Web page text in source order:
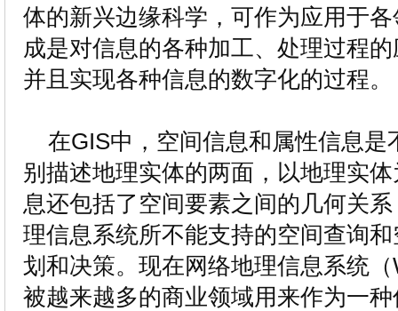
体的新兴边缘科学，可作为应用于
成是对信息的各种加工、处理过程
并且实现各种信息的数字化的过程
在GIS中，空间信息和属性信息是
别描述地理实体的两面，以地理实
息还包括了空间要素之间的几何关
理信息系统所不能支持的空间查询
划和决策。现在网络地理信息系统
被越来越多的商业领域用来作为一